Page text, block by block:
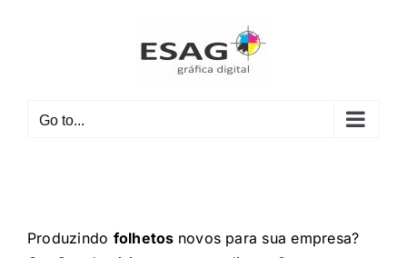
Go to...
Produzindo folhetos novos para sua empresa?